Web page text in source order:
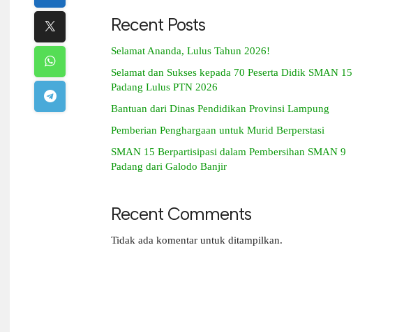
Recent Posts
Selamat Ananda, Lulus Tahun 2026!
Selamat dan Sukses kepada 70 Peserta Didik SMAN 15
Padang Lulus PTN 2026
Bantuan dari Dinas Pendidikan Provinsi Lampung
Pemberian Penghargaan untuk Murid Berperstasi
SMAN 15 Berpartisipasi dalam Pembersihan SMAN 9
Padang dari Galodo Banjir
Recent Comments
Tidak ada komentar untuk ditampilkan.